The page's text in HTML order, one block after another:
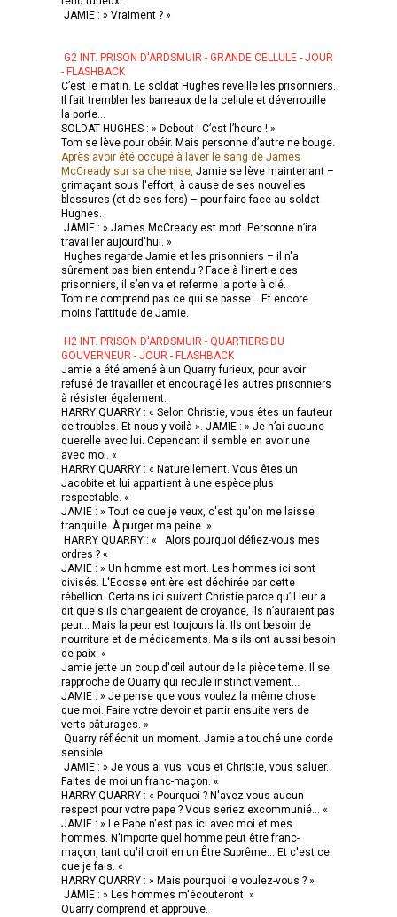
JAMIE : » Vraiment ? »
G2 INT. PRISON D'ARDSMUIR - GRANDE CELLULE - JOUR
- FLASHBACK
C’est le matin. Le soldat Hughes réveille les prisonniers.
Il fait trembler les barreaux de la cellule et déverrouille
la porte...
SOLDAT HUGHES : » Debout ! C’est l’heure ! »
Tom se lève pour obéir. Mais personne d’autre ne bouge.
Après avoir été occupé à laver le sang de James
McCready sur sa chemise, Jamie se lève maintenant –
grimaçant sous l'effort, à cause de ses nouvelles
blessures (et de ses fers) – pour faire face au soldat
Hughes.
JAMIE : » James McCready est mort. Personne n’ira
travailler aujourd'hui. »
Hughes regarde Jamie et les prisonniers – il n'a
sûrement pas bien entendu ? Face à l’inertie des
prisonniers, il s’en va et referme la porte à clé.
Tom ne comprend pas ce qui se passe… Et encore
moins l’attitude de Jamie.
H2 INT. PRISON D'ARDSMUIR - QUARTIERS DU
GOUVERNEUR - JOUR - FLASHBACK
Jamie a été amené à un Quarry furieux, pour avoir
refusé de travailler et encouragé les autres prisonniers
à résister également.
HARRY QUARRY : « Selon Christie, vous êtes un fauteur
de troubles. Et nous y voilà ». JAMIE : » Je n’ai aucune
querelle avec lui. Cependant il semble en avoir une
avec moi. «
HARRY QUARRY : « Naturellement. Vous êtes un
Jacobite et lui appartient à une espèce plus
respectable. «
JAMIE : » Tout ce que je veux, c'est qu'on me laisse
tranquille. À purger ma peine. »
HARRY QUARRY : « Alors pourquoi défiez-vous mes
ordres ? «
JAMIE : » Un homme est mort. Les hommes ici sont
divisés. L'Écosse entière est déchirée par cette
rébellion. Certains ici suivent Christie parce qu’il leur a
dit que s'ils changeaient de croyance, ils n’auraient pas
peur... Mais la peur est toujours là. Ils ont besoin de
nourriture et de médicaments. Mais ils ont aussi besoin
de paix. «
Jamie jette un coup d'œil autour de la pièce terne. Il se
rapproche de Quarry qui recule instinctivement…
JAMIE : » Je pense que vous voulez la même chose
que moi. Faire votre devoir et partir ensuite vers de
verts pâturages. »
Quarry réfléchit un moment. Jamie a touché une corde
sensible.
JAMIE : » Je vous ai vus, vous et Christie, vous saluer.
Faites de moi un franc-maçon. «
HARRY QUARRY : « Pourquoi ? N'avez-vous aucun
respect pour votre pape ? Vous seriez excommunié... «
JAMIE : » Le Pape n'est pas ici avec moi et mes
hommes. N'importe quel homme peut être franc-
maçon, tant qu'il croit en un Être Suprême... Et c'est ce
que je fais. «
HARRY QUARRY : » Mais pourquoi le voulez-vous ? »
JAMIE : » Les hommes m'écouteront. »
Quarry comprend et approuve.